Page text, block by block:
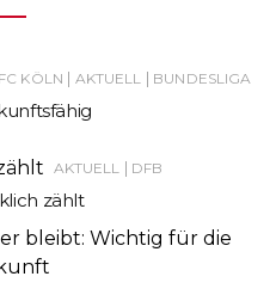
KÖLN | AKTUELL | BUNDESLIGA
AKTUELL | DFB
zählt